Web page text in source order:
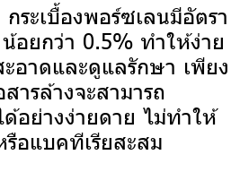
กระเบื้องพอร์ซเลนมีอัตรา
อยกว่า 0.5% ทำให้ง่าย
อาดและดูแลรักษา เพียง
ารล้างจะสามารถ
อย่างง่ายดาย ไม่ทำให้
รือแบคทีเรียสะสม